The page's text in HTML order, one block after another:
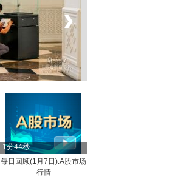
›
1分44秒
每日回顾(1月7日):A股市场
行情